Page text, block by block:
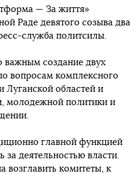
— За життя»
Раде девятого созыва два
служба политсилы.
важным создание двух
вопросам комплексного
областей и
молодежной политики и
главной функцией
за деятельностью власти.
возглавить комитеты, к